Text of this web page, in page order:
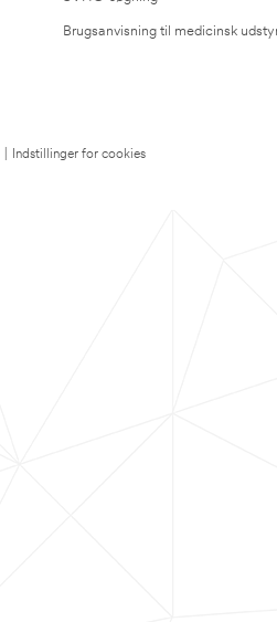
Brugsanvisning til medicinsk
Indstillinger for cookies